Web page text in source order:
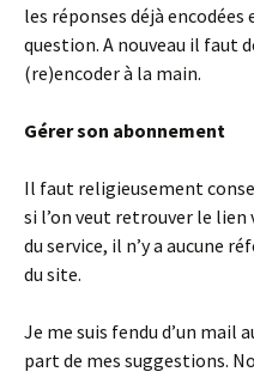
les réponses déjà
question. A nouveau il faut
(re)encoder à la main.
Gérer son abonnement
Il faut religieusement
si l’on veut retrouver le
du service, il n’y a aucune
du site.
Je me suis fendu d’un mail
part de mes suggestions.